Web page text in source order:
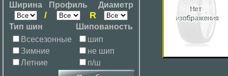
Ширина Профиль Диаметр
/ R
Тип шин
Шипованость
Всесезонные
Зимние
Летние
шип
не шип
п/ш